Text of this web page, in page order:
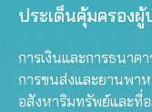
ประเด็นคุ้มครองผู้
การเงินและการธนาคา
การขนส่งและยานพา
อสังหาริมทรัพย์และที่